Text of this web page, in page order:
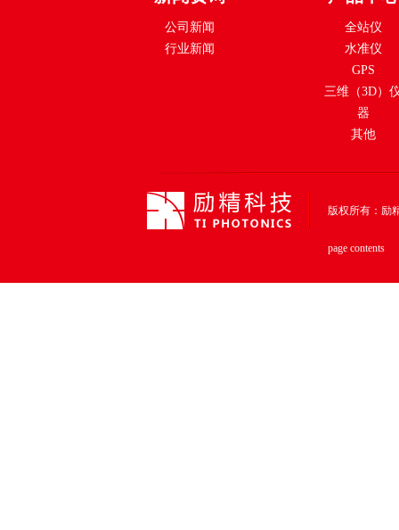
公司新闻
行业新闻
全站仪
水准仪
GPS
三维（3D）
器
其他
版权所有：励
page contents